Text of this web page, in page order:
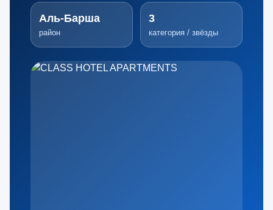
Аль-Барша
район
3
категория / звёзды